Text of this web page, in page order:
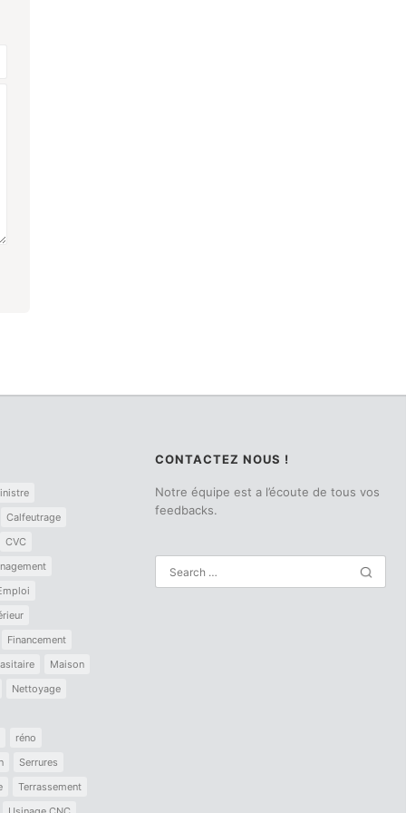
Calfeutrage
CVC
Financement
Maison
Nettoyage
réno
Serrures
Terrassement
CONTACTEZ NOUS !
Notre équipe est a l’écoute de tous vos
feedbacks.